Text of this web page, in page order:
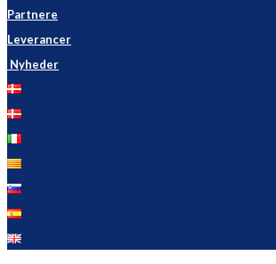
Partnere
Leverancer
Nyheder